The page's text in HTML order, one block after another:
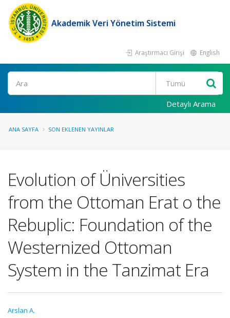
Akademik Veri Yönetim Sistemi
Araştırmacı Girişi English
Ara
Detaylı Arama
ANA SAYFA SON EKLENEN YAYINLAR
Evolution of Üniversities
from the Ottoman Erat o the
Rebuplic: Foundation of the
Westernized Ottoman
System in the Tanzimat Era
Arslan A.